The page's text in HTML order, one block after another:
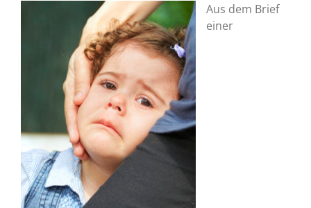
Aus dem Brief
einer